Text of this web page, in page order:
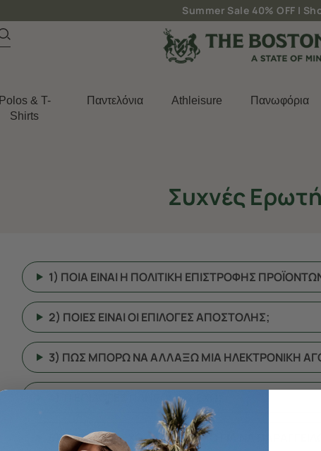
Summer Sale 40% OFF |
Polos & T-
Shirts
Παντελόνια Athleisure Πανωφόρια
Συχνές
1) ΠΟΙΑ ΕΙΝΑΙ Η ΠΟΛΙΤΙΚΗ ΕΠΙΣΤΡΟΦΗΣ
2) ΠΟΙΕΣ ΕΙΝΑΙ ΟΙ ΕΠΙΛΟΓΕΣ ΑΠΟΣΤΟΛΗΣ;
3) ΠΩΣ ΜΠΟΡΩ ΝΑ ΑΛΛΑΞΩ ΜΙΑ ΗΛΕΚΤΡΟΝΙΚΗ
4) ΤΙ ΕΠΙΛΟΓΕΣ ΠΛΗΡΩΜΗΣ ΕΧΩ;
5) ΠΡΕΠΕΙ ΝΑ ΕΧΩ ΛΟΓΑΡΙΑΣΜΟ ΓΙΑ ΝΑ ΠΑΡΑΓΓΕΙΛΩ;